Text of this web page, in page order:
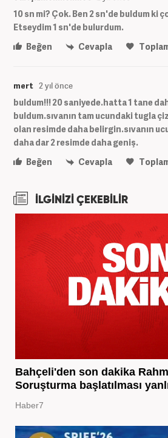
10 sn mi? Çok. Ben 2 sn'de buldum ki
Etseydim 1 sn'de bulurdum.
Beğen
Cevapla
mert 2 yıl önce
buldum!!! 20 saniyede.hatta 1 tane
buldum.sıvanın tam ucundaki tugla
olan resimde daha belirgin.sıvanın
daha dar 2 resimde daha geniş.
Beğen
Cevapla
İLGİNİZİ ÇEKEBİLİR
Bahçeli'den son dakika
Soruşturma başlatılması
Haber7